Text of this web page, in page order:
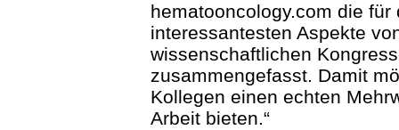
hematooncology.com die für
interessantesten Aspekte
wissenschaftlichen
zusammengefasst. Damit
Kollegen einen echten
Arbeit bieten.“